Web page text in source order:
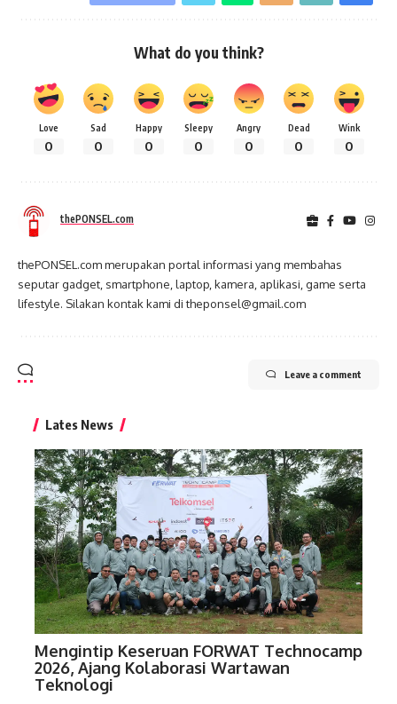
What do you think?
Love
0
Sad
0
Happy
0
Sleepy
0
Angry
0
Dead
0
Wink
0
thePONSEL.com
thePONSEL.com merupakan portal informasi yang membahas
seputar gadget, smartphone, laptop, kamera, aplikasi, game serta
lifestyle. Silakan kontak kami di theponsel@gmail.com
Leave a comment
Lates News
Mengintip Keseruan FORWAT Technocamp
2026, Ajang Kolaborasi Wartawan
Teknologi